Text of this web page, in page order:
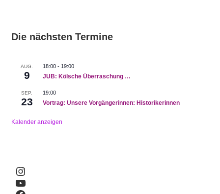
Die nächsten Termine
AUG.
9
18:00- 19:00
JUB: Kölsche Überraschung …
SEP.
23
19:00
Vortrag: Unsere Vorgängerinnen: Historikerinnen
Kalender anzeigen
Instagram
YouTube